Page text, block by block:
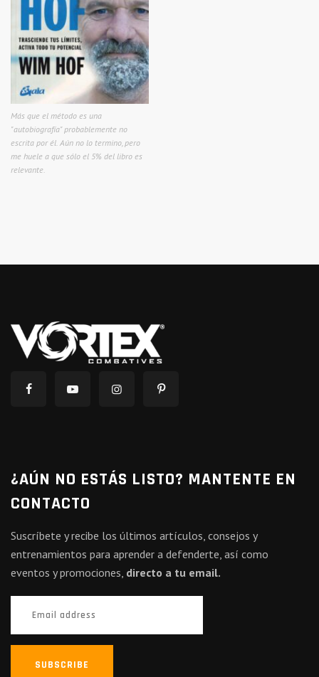
Más que el método es una
"autobiografía" probablemente no
escrita por él. Aún no lo termino, pero
me huele a que sólo el 5% del libro es
relevante.
¿AÚN NO ESTÁS LISTO? MANTENTE EN
CONTACTO
Suscríbete y recibe los últimos artículos, consejos y
entrenamientos para aprender a defenderte, así como
eventos y promociones, directo a tu email.
SUBSCRIBE